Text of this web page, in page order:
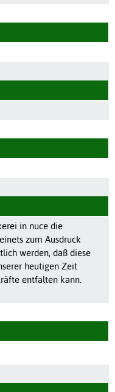
in nuce die
zum Ausdruck
werden, daß diese
heutigen Zeit
entfalten kann.